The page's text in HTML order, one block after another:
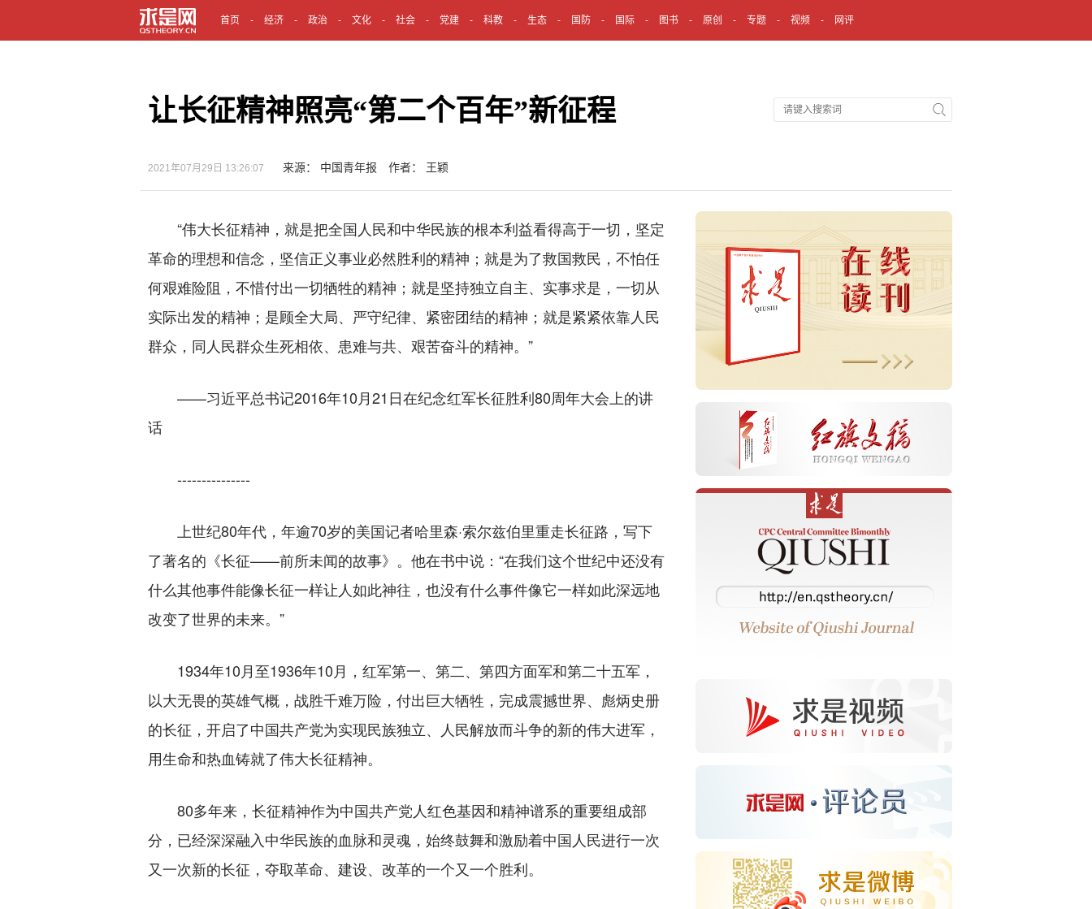
首页 经济 政治 文化 社会 党建 科教 生态 国防 国际 图书 原创 专题 视频 网评
让长征精神照亮“第二个百年”新征程
2021年07月29日 13:26:07 来源： 中国青年报 作者： 王颖
“伟大长征精神，就是把全国人民和中华民族的根本利益看得高于一切，坚定
革命的理想和信念，坚信正义事业必然胜利的精神；就是为了救国救民，不怕任
何艰难险阻，不惜付出一切牺牲的精神；就是坚持独立自主、实事求是，一切从
实际出发的精神；是顾全大局、严守纪律、紧密团结的精神；就是紧紧依靠人民
群众，同人民群众生死相依、患难与共、艰苦奋斗的精神。”
——习近平总书记2016年10月21日在纪念红军长征胜利80周年大会上的讲
话
---------------
上世纪80年代，年逾70岁的美国记者哈里森·索尔兹伯里重走长征路，写下
了著名的《长征——前所未闻的故事》。他在书中说：“在我们这个世纪中还没有
什么其他事件能像长征一样让人如此神往，也没有什么事件像它一样如此深远地
改变了世界的未来。”
1934年10月至1936年10月，红军第一、第二、第四方面军和第二十五军，
以大无畏的英雄气概，战胜千难万险，付出巨大牺牲，完成震撼世界、彪炳史册
的长征，开启了中国共产党为实现民族独立、人民解放而斗争的新的伟大进军，
用生命和热血铸就了伟大长征精神。
80多年来，长征精神作为中国共产党人红色基因和精神谱系的重要组成部
分，已经深深融入中华民族的血脉和灵魂，始终鼓舞和激励着中国人民进行一次
又一次新的长征，夺取革命、建设、改革的一个又一个胜利。